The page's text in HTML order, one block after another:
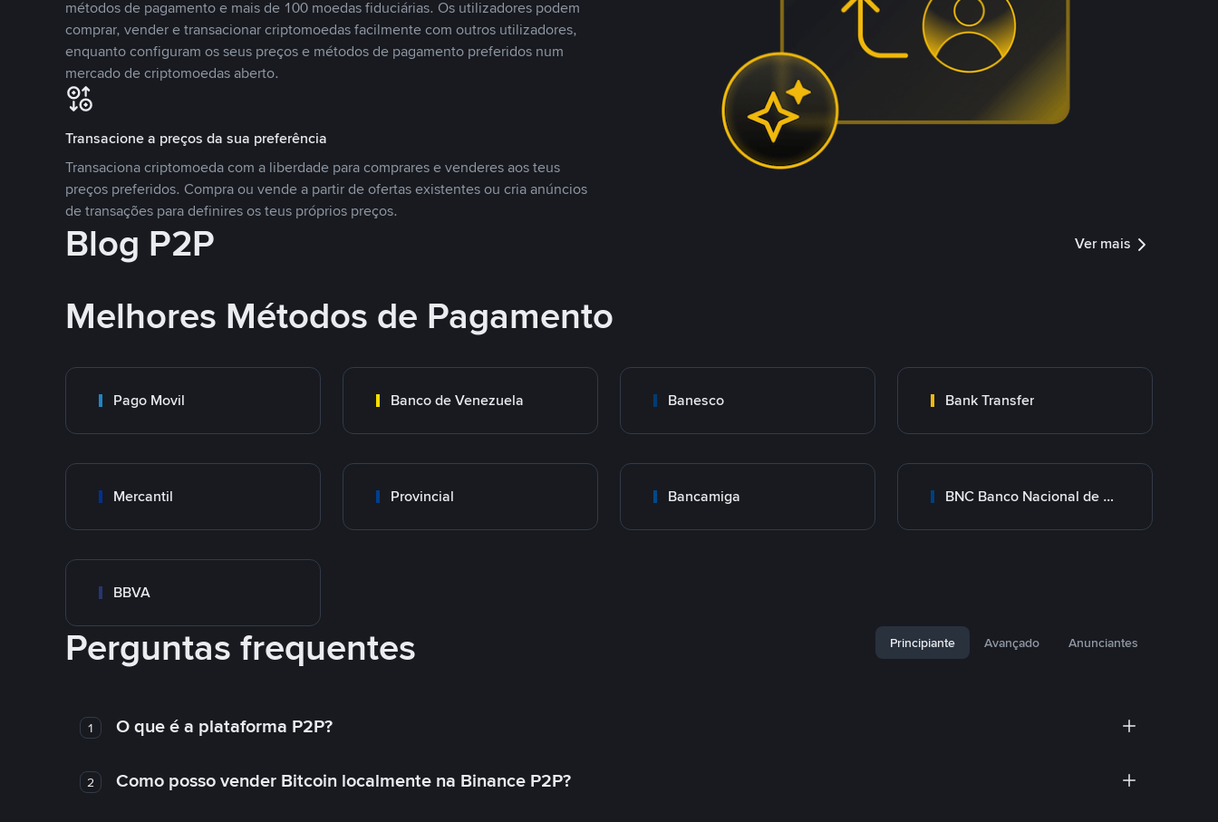
métodos de pagamento e mais de 100 moedas fiduciárias. Os utilizadores podem
comprar, vender e transacionar criptomoedas facilmente com outros utilizadores,
enquanto configuram os seus preços e métodos de pagamento preferidos num
mercado de criptomoedas aberto.
Transacione a preços da sua preferência
Transaciona criptomoeda com a liberdade para comprares e venderes aos teus
preços preferidos. Compra ou vende a partir de ofertas existentes ou cria anúncios
de transações para definires os teus próprios preços.
Blog P2P Ver mais
Melhores Métodos de Pagamento
Pago Movil Banco de Venezuela Banesco Bank Transfer
Mercantil Provincial Bancamiga BNC Banco Nacional de Crédito
BBVA
Perguntas frequentes Principiante Avançado Anunciantes
1 O que é a plataforma P2P?
2 Como posso vender Bitcoin localmente na Binance P2P?